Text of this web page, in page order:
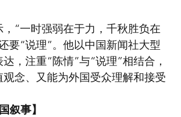
“一时强弱在于力，千秋胜负在
要“说理”。他以中国新闻社大型
，注重“陈情”与“说理”相结合，
念、又能为外国受众理解和接受
叙事】